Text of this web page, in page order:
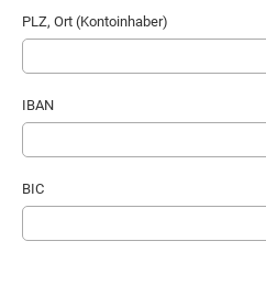
PLZ, Ort (Kontoinhaber)
IBAN
BIC